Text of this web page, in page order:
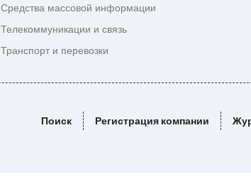
Средства массовой информации
Телекоммуникации и связь
Транспорт и перевозки
Поиск Регистрация компании